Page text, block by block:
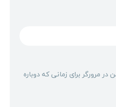
مرورگر برای زمانی که دوباره